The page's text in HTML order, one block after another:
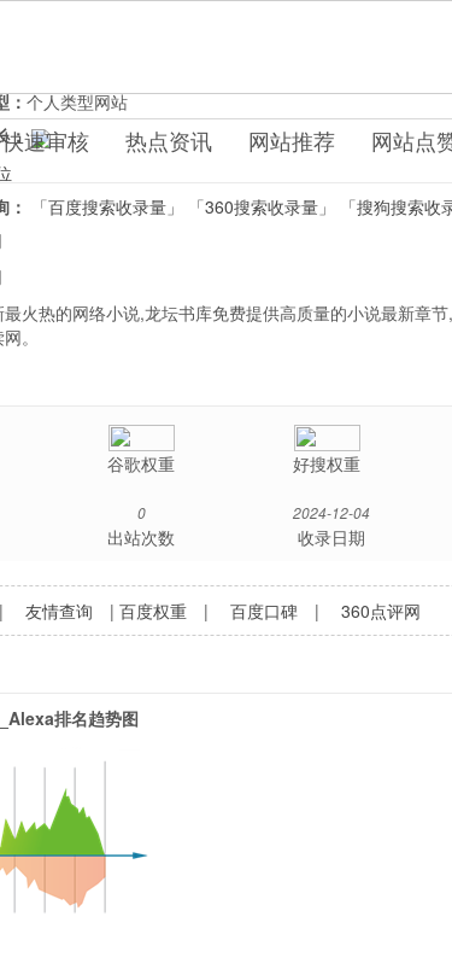
快速审核 热点资讯 网站推荐 网站点
：个人类型网站
：
： 「百度搜索收录量」 「360搜索收录量」 「搜狗搜索收
火热的网络小说,龙坛书库免费提供高质量的小说最新章
。
谷歌权重 好搜权重
0
出站次数
2024-12-04
收录日期
友情查询 |百度权重 |百度口碑 |360点评网
排名趋势图